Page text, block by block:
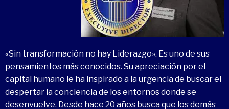
«Sin transformación no hay Liderazgo». Es uno de sus
pensamientos más conocidos. Su apreciación por el
capital humano le ha inspirado a la urgencia de buscar el
despertar la conciencia de los entornos donde se
desenvuelve. Desde hace 20 años busca que los demás